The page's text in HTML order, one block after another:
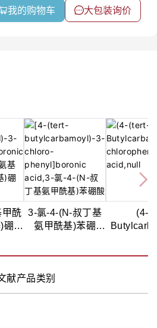
我的购物车 大包装询价
甲酰
硼
3-氯-4-(N-叔丁基
氨甲酰基)苯硼
(4-
献产品类别